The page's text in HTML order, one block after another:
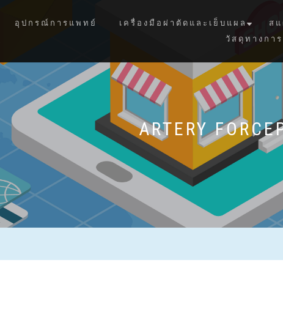
อุปกรณ์การแพทย์ เครื่องมือผ่าตัดและเย็บแผล ส
วัสดุทางกา
ARTERY